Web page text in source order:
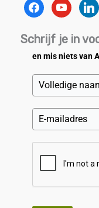
facebookyoutube
Schrijf je in
en mis niets van